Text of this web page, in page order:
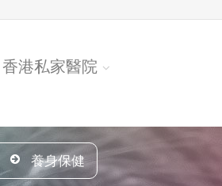
香港私家醫院
養身保健